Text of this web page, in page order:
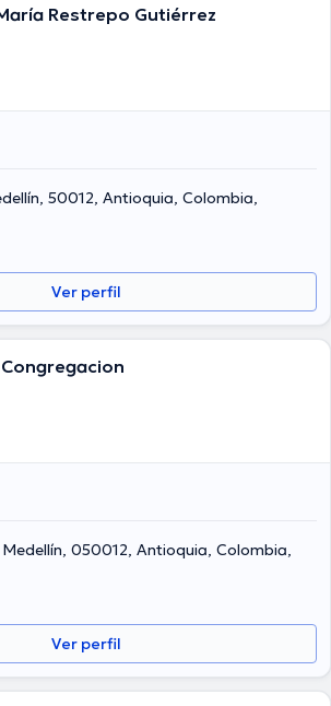
Restrepo Gutiérrez
50012, Antioquia, Colombia,
Ver perfil
050012, Antioquia, Colombia,
Ver perfil